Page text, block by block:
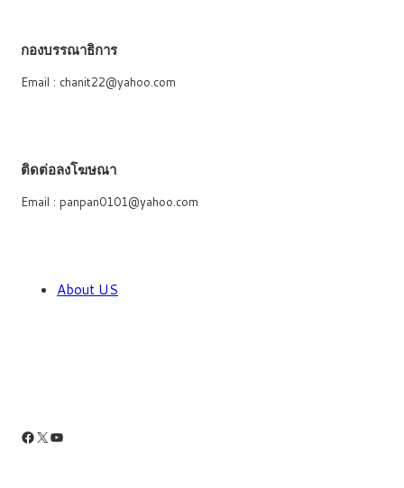
กองบรรณาธิการ
Email : chanit22@yahoo.com
ติดต่อลงโฆษณา
Email : panpan0101@yahoo.com
About US
Facebook
X YouTube